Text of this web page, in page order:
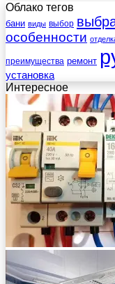
Облако тегов
бани виды выбор
особенности
преимущества ремонт
установка
Интересное